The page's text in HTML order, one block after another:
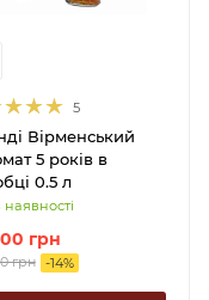
5
Вірменський
5 років в
0.5 л
наявності
грн
грн -14%